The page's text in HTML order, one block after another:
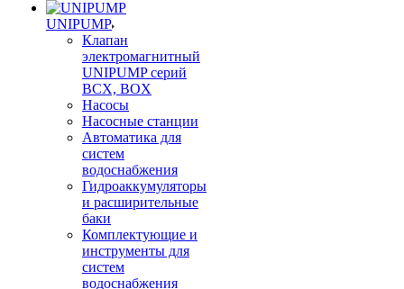
UNIPUMP
Клапан
электромагнитный
UNIPUMP серий
BCX, BOX
Насосы
Насосные станции
Автоматика для
систем
водоснабжения
Гидроаккумуляторы
и расширительные
баки
Комплектующие и
инструменты для
систем
водоснабжения